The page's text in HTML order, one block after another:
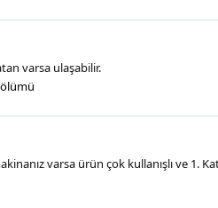
varsa ulaşabilir.
varsa ürün çok kullanışlı ve 1.